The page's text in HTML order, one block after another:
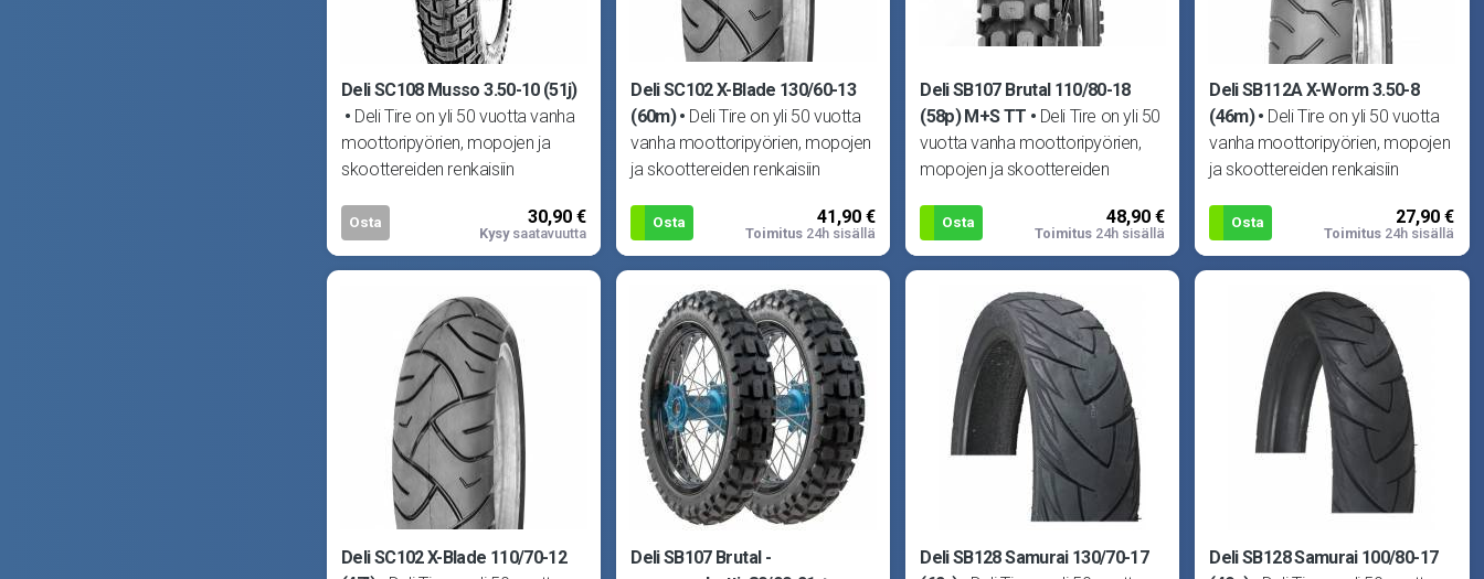
Deli SC108 Musso 3.50-10 (51j)
Deli Tire on yli 50 vuotta vanha
moottoripyörien, mopojen ja
skoottereiden renkaisiin
Osta 30,90 €
Kysysaatavuutta
Deli SC102 X-Blade 130/60-13
(60m)
Deli Tire on yli 50 vuotta
vanha moottoripyörien, mopojen
ja skoottereiden renkaisiin
Osta 41,90 €
Toimitus24h sisällä
Deli SB107 Brutal 110/80-18
(58p) M+S TT
Deli Tire on yli 50
vuotta vanha moottoripyörien,
mopojen ja skoottereiden
laadun
Osta 48,90 €
Toimitus 24h sisällä
Deli SB112A X-Worm 3.50-8
(46m)
Deli Tire on yli 50 vuotta
vanha moottoripyörien, mopojen
ja skoottereiden renkaisiin
Osta 27,90 €
Toimitus 24h sisällä
Deli SC102 X-Blade 110/70-12
Deli SB107 Brutal -
Deli SB128 Samurai 130/70-17
Deli SB128 Samurai 100/80-17